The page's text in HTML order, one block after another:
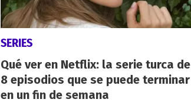
SERIES
Qué ver en Netflix: la serie turca de
8 episodios que se puede terminar
en un fin de semana